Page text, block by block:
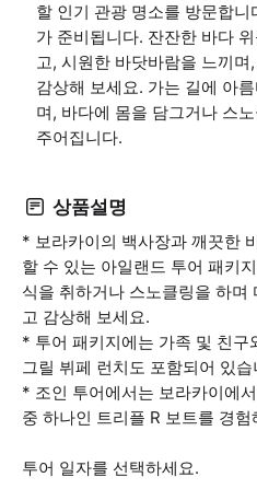
할 인기 관광 명소를 방문합
가 준비됩니다. 잔잔한 바다
고, 시원한 바닷바람을 느끼
감상해 보세요. 가는 길에 아
며, 바다에 몸을 담그거나 스
주어집니다.
상품설명
* 보라카이의 백사장과 깨끗한
할 수 있는 아일랜드 투어 패키
식을 취하거나 스노클링을 하
고 감상해 보세요.
* 투어 패키지에는 가족 및 친구
그릴 뷔페 런치도 포함되어 있습
* 조인 투어에서는 보라카이에
중 하나인 트리플 R 보트를 경험
투어 일자를 선택하세요.